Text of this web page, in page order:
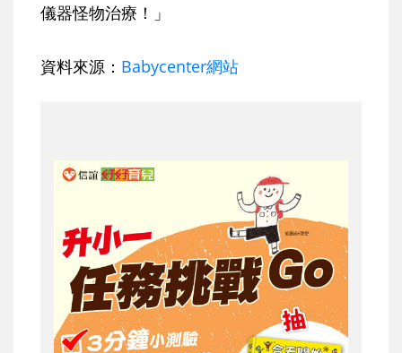
儀器怪物治療！」
資料來源： Babycenter網站